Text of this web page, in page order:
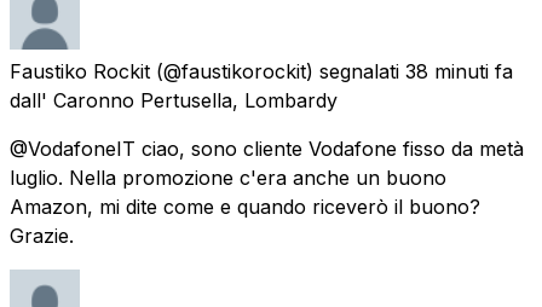
Faustiko Rockit (@faustikorockit) segnalati 38 minuti fa
dall' Caronno Pertusella, Lombardy
@VodafoneIT ciao, sono cliente Vodafone fisso da metà
luglio. Nella promozione c'era anche un buono
Amazon, mi dite come e quando riceverò il buono?
Grazie.